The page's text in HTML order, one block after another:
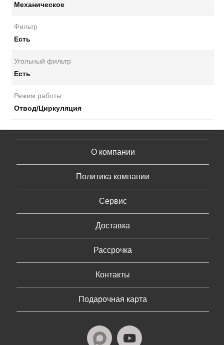
Механическое
Фильтр
Есть
Угольный фильтр
Есть
Режим работы
Отвод/Циркуляция
О компании
Политика компании
Сервис
Доставка
Рассрочка
Контакты
Подарочная карта